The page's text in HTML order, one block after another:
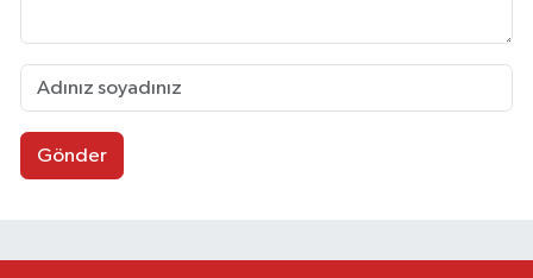
Gönder